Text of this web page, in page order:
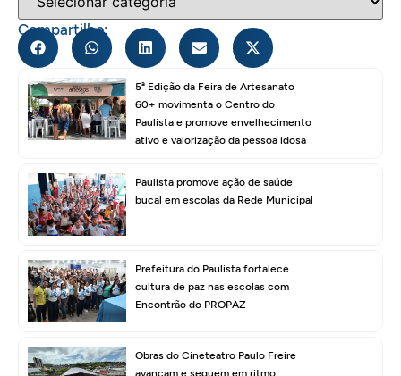
Compartilhe:
5ª Edição da Feira de Artesanato
60+ movimenta o Centro do
Paulista e promove envelhecimento
ativo e valorização da pessoa idosa
Paulista promove ação de saúde
bucal em escolas da Rede Municipal
Prefeitura do Paulista fortalece
cultura de paz nas escolas com
Encontrão do PROPAZ
Obras do Cineteatro Paulo Freire
avançam e seguem em ritmo